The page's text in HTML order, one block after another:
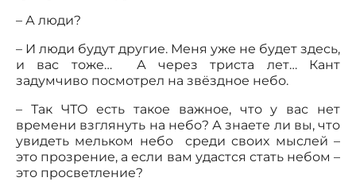
– А люди?
– И люди будут другие. Меня уже не будет здесь,
и вас тоже… А через триста лет… Кант
задумчиво посмотрел на звёздное небо.
– Так ЧТО есть такое важное, что у вас нет
времени взглянуть на небо? А знаете ли вы, что
увидеть мельком небо среди своих мыслей –
это прозрение, а если вам удастся стать небом –
это просветление?